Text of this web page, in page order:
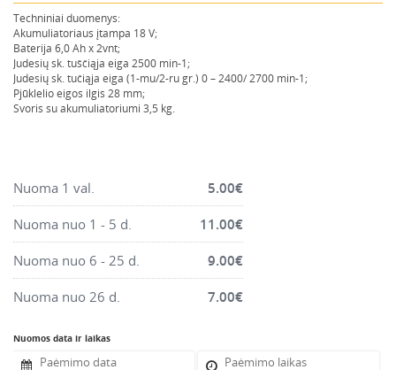
Montavimo instrumentai
Pneumatika
Pastoliai, bokšteliai, stelažai, tvoros, statramščiai,
perdangos
Plytelių, blokelių, polistirolo pjovimo įrankiai
Šildytuvai, kaloriferiai, kondicionieriai, jonizatoriai
Sodo ir miško įranga
Vandens ir purvo siurbliai
Valymo įranga
Viniakaliai, kabiakalės, šaudykliai
Techniniai duomenys:
Akumuliatoriaus įtampa 18 V;
Baterija 6,0 Ah x 2vnt;
Judesių sk. tuščiąja eiga 2500 min-1;
Judesių sk. tučiąja eiga (1-mu/2-ru gr.) 0 – 2400/ 2700 min-1;
Pjūklelio eigos ilgis 28 mm;
Svoris su akumuliatoriumi 3,5 kg.
Nuoma 1 val. 5.00€
Nuoma nuo 1 - 5 d. 11.00€
Nuoma nuo 6 - 25 d. 9.00€
Nuoma nuo 26 d. 7.00€
Nuomos data ir laikas